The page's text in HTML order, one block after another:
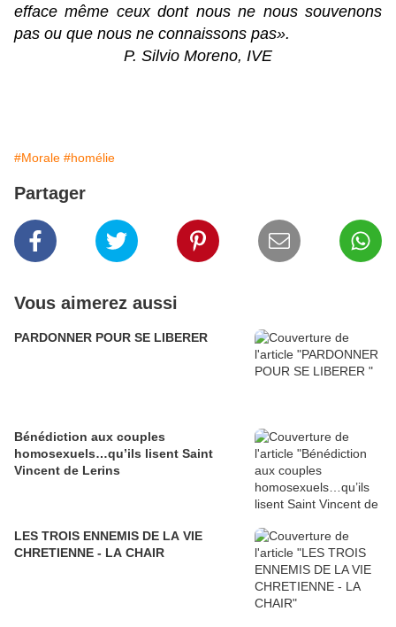
efface même ceux dont nous ne nous souvenons
pas ou que nous ne connaissons pas».
P. Silvio Moreno, IVE
#Morale #homélie
Partager
Vous aimerez aussi
PARDONNER POUR SE LIBERER
Bénédiction aux couples
homosexuels…qu’ils lisent Saint
Vincent de Lerins
LES TROIS ENNEMIS DE LA VIE
CHRETIENNE - LA CHAIR